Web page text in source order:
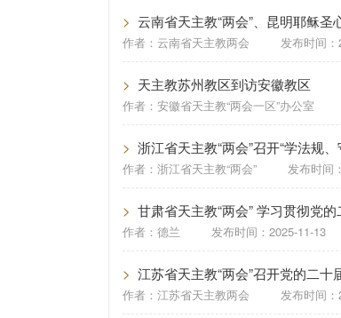
> 云南省天主教“两会”、昆明耶稣
作者： 云南省天主教两会 发布时间：
> 天主教苏州教区到访安徽教区
作者： 安徽省天主教“两会一区”办公室
> 浙江省天主教“两会”召开“学法规
作者： 浙江省天主教“两会” 发布时间：
> 甘肃省天主教“两会” 学习贯彻党
作者： 德兰 发布时间： 2025-11-13
> 江苏省天主教“两会”召开党的二十
作者： 江苏省天主教两会 发布时间：